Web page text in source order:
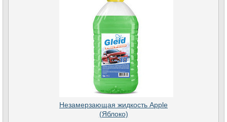
Незамерзающая жидкость Apple
(Яблоко)